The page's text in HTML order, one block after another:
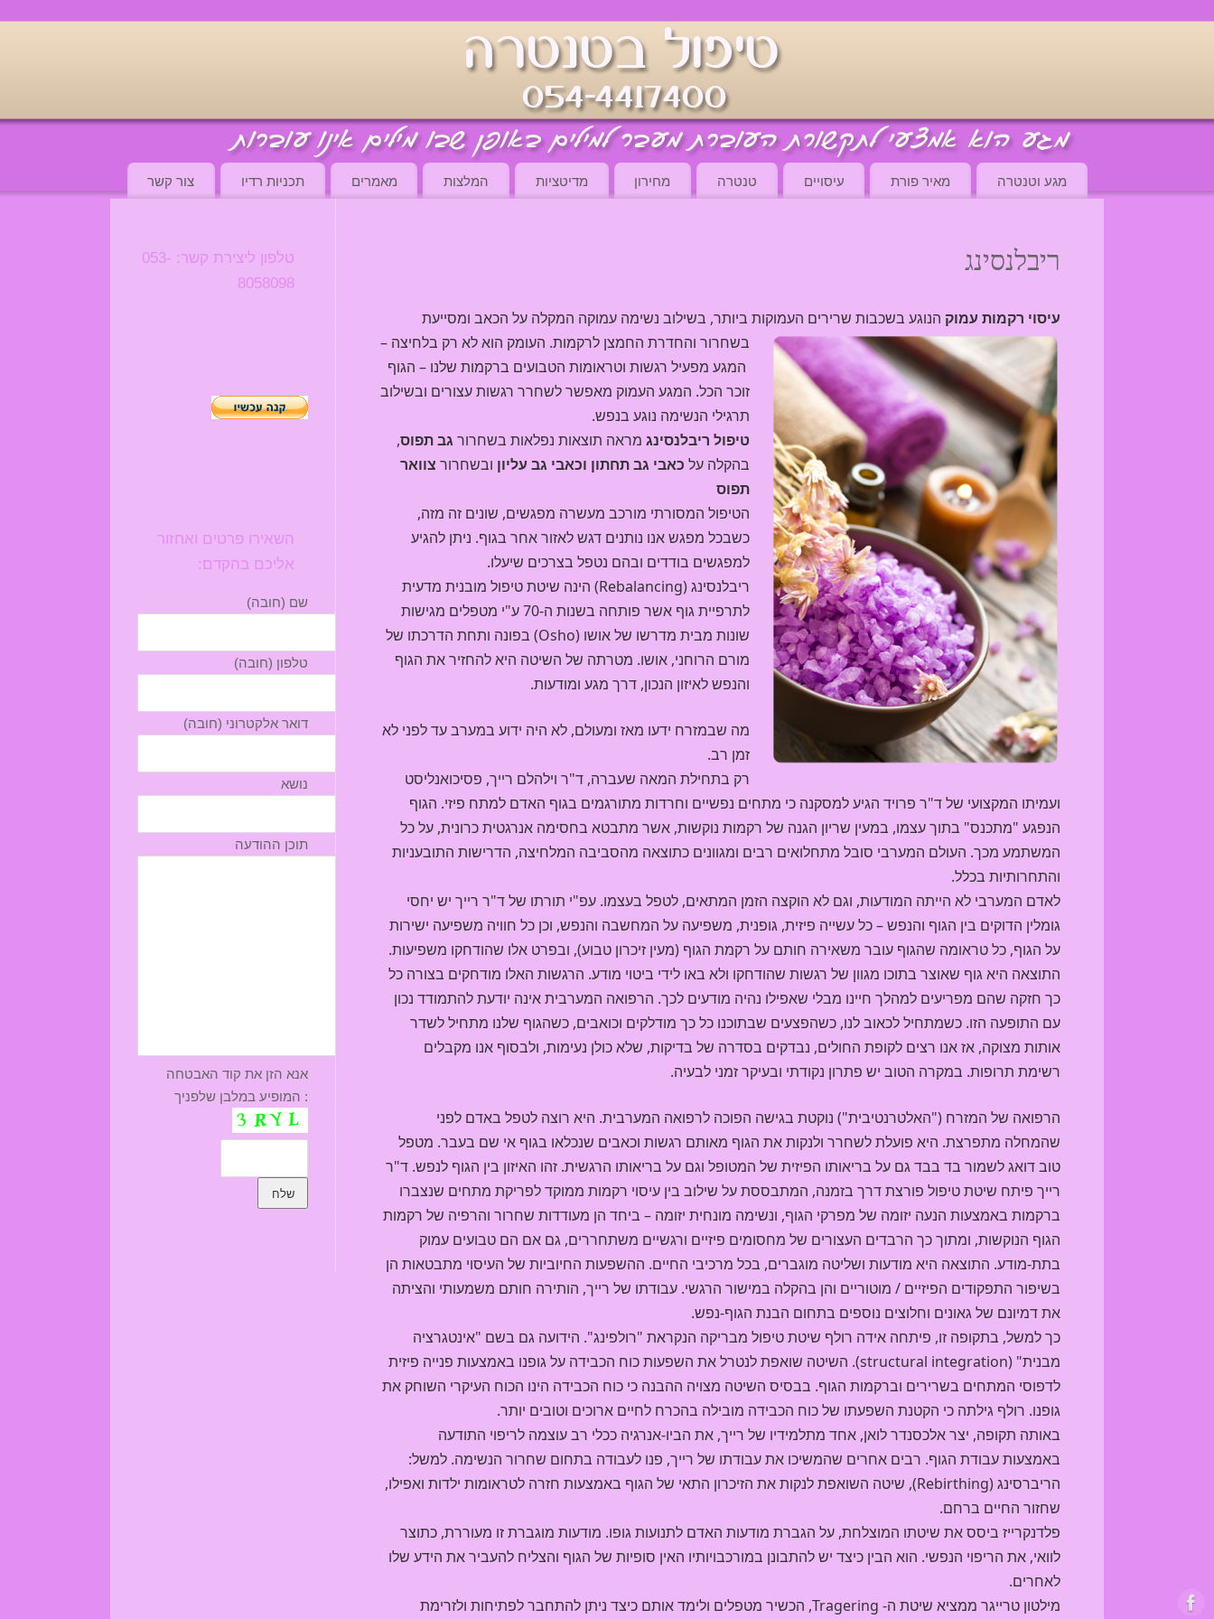
מגע וטנטרה מאיר פורת עיסויים טנטרה מחירון מדיטציות המלצות מאמרים תכניות רדיו צור קשר
ריבלנסינג
עיסוי רקמות עמוק הנוגע בשכבות שרירים העמוקות ביותר, בשילוב נשימה עמוקה המקלה על הכאב ומסייעת
בשחרור והחדרת החמצן לרקמות. העומק הוא לא רק בלחיצה –
המגע מפעיל רגשות וטראומות הטבועים ברקמות שלנו – הגוף
זוכר הכל. המגע העמוק מאפשר לשחרר רגשות עצורים ובשילוב
תרגילי הנשימה נוגע בנפש.
טיפול ריבלנסינג מראה תוצאות נפלאות בשחרורגב תפוס,
בהקלה על כאבי גבתחתון וכאבי גב עליון ובשחרור צוואר
תפוס
הטיפול המסורתי מורכב מעשרה מפגשים, שונים זה מזה,
כשבכל מפגש אנו נותנים דגש לאזור אחר בגוף. ניתן להגיע
למפגשים בודדים ובהם נטפל בצרכים שיעלו.
ריבלנסינג (Rebalancing) הינה שיטת טיפול מובנית מדעית
לתרפיית גוף אשר פותחה בשנות ה-70 ע"י מטפלים מגישות
שונות מבית מדרשו של אושו (Osho) בפונה ותחת הדרכתו של
מורם הרוחני, אושו. מטרתה של השיטה היא להחזיר את הגוף
והנפש לאיזון הנכון, דרך מגע ומודעות.
מה שבמזרח ידעו מאז ומעולם, לא היה ידוע במערב עד לפני לא
זמן רב.
רק בתחילת המאה שעברה, ד"ר וילהלם רייך, פסיכואנליסט
ועמיתו המקצועי של ד"ר פרויד הגיע למסקנה כי מתחים נפשיים וחרדות מתורגמים בגוף האדם למתח פיזי. הגוף
הנפגע "מתכנס" בתוך עצמו, במעין שריון הגנה של רקמות נוקשות, אשר מתבטא בחסימה אנרגטית כרונית, על כל
המשתמע מכך. העולם המערבי סובל מתחלואים רבים ומגוונים כתוצאה מהסביבה המלחיצה, הדרישות התובעניות
והתחרותיות בכלל.
לאדם המערבי לא הייתה המודעות, וגם לא הוקצה הזמן המתאים, לטפל בעצמו. עפ"י תורתו של ד"ר רייך יש יחסי
גומלין הדוקים בין הגוף והנפש – כל עשייה פיזית, גופנית, משפיעה על המחשבה והנפש, וכן כל חוויה משפיעה ישירות
על הגוף, כל טראומה שהגוף עובר משאירה חותם על רקמת הגוף (מעין זיכרון טבוע), ובפרט אלו שהודחקו משפיעות.
התוצאה היא גוף שאוצר בתוכו מגוון של רגשות שהודחקו ולא באו לידי ביטוי מודע. הרגשות האלו מודחקים בצורה כל
כך חזקה שהם מפריעים למהלך חיינו מבלי שאפילו נהיה מודעים לכך. הרפואה המערבית אינה יודעת להתמודד נכון
עם התופעה הזו. כשמתחיל לכאוב לנו, כשהפצעים שבתוכנו כל כך מודלקים וכואבים, כשהגוף שלנו מתחיל לשדר
אותות מצוקה, אז אנו רצים לקופת החולים, נבדקים בסדרה של בדיקות, שלא כולן נעימות, ולבסוף אנו מקבלים
רשימת תרופות. במקרה הטוב יש פתרון נקודתי ובעיקר זמני לבעיה.
הרפואה של המזרח ("האלטרנטיבית") נוקטת בגישה הפוכה לרפואה המערבית. היא רוצה לטפל באדם לפני
שהמחלה מתפרצת. היא פועלת לשחרר ולנקות את הגוף מאותם רגשות וכאבים שנכלאו בגוף אי שם בעבר. מטפל
טוב דואג לשמור בד בבד גם על בריאותו הפיזית של המטופל וגם על בריאותו הרגשית. זהו האיזון בין הגוף לנפש. ד"ר
רייך פיתח שיטת טיפול פורצת דרך בזמנה, המתבססת על שילוב בין עיסוי רקמות ממוקד לפריקת מתחים שנצברו
ברקמות באמצעות הנעה יזומה של מפרקי הגוף, ונשימה מונחית יזומה – ביחד הן מעודדות שחרור והרפיה של רקמות
הגוף הנוקשות, ומתוך כך הרבדים העצורים של מחסומים פיזיים ורגשיים משתחררים, גם אם הם טבועים עמוק
בתת-מודע. התוצאה היא מודעות ושליטה מוגברים, בכל מרכיבי החיים. ההשפעות החיוביות של העיסוי מתבטאות הן
בשיפור התפקודים הפיזיים / מוטוריים והן בהקלה במישור הרגשי. עבודתו של רייך, הותירה חותם משמעותי והציתה
את דמיונם של גאונים וחלוצים נוספים בתחום הבנת הגוף-נפש.
כך למשל, בתקופה זו, פיתחה אידה רולף שיטת טיפול מבריקה הנקראת "רולפינג". הידועה גם בשם "אינטגרציה
מבנית" (structural integration). השיטה שואפת לנטרל את השפעות כוח הכבידה על גופנו באמצעות פנייה פיזית
לדפוסי המתחים בשרירים וברקמות הגוף. בבסיס השיטה מצויה ההבנה כי כוח הכבידה הינו הכוח העיקרי השוחק את
גופנו. רולף גילתה כי הקטנת השפעתו של כוח הכבידה מובילה בהכרח לחיים ארוכים וטובים יותר.
באותה תקופה, יצר אלכסנדר לואן, אחד מתלמידיו של רייך, את הביו-אנרגיה ככלי רב עוצמה לריפוי התודעה
באמצעות עבודת הגוף. רבים אחרים שהמשיכו את עבודתו של רייך, פנו לעבודה בתחום שחרור הנשימה. למשל:
הריברסינג (Rebirthing), שיטה השואפת לנקות את הזיכרון התאי של הגוף באמצעות חזרה לטראומות ילדות ואפילו,
שחזור החיים ברחם.
פלדנקרייז ביסס את שיטתו המוצלחת, על הגברת מודעות האדם לתנועות גופו. מודעות מוגברת זו מעוררת, כתוצר
לוואי, את הריפוי הנפשי. הוא הבין כיצד יש להתבונן במורכבויותיו האין סופיות של הגוף והצליח להעביר את הידע שלו
לאחרים.
מילטון טרייגר ממציא שיטת ה- Tragering, הכשיר מטפלים ולימד אותם כיצד ניתן להתחבר לפתיחות ולזרימת
טלפון ליצירת קשר: 053-
8058098
השאירו פרטים ואחזור
אליכם בהקדם:
שם (חובה)
טלפון (חובה)
דואר אלקטרוני (חובה)
נושא
תוכן ההודעה
אנא הזן את קוד האבטחה
המופיע במלבן שלפניך :